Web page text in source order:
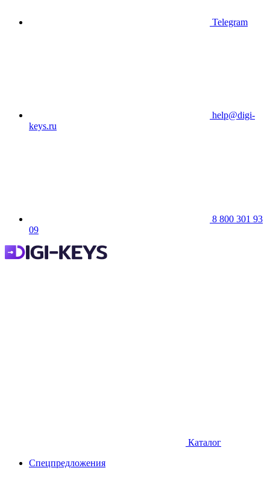
Telegram
help@digi-
keys.ru
8 800 301 93
09
Каталог
Спецпредложения